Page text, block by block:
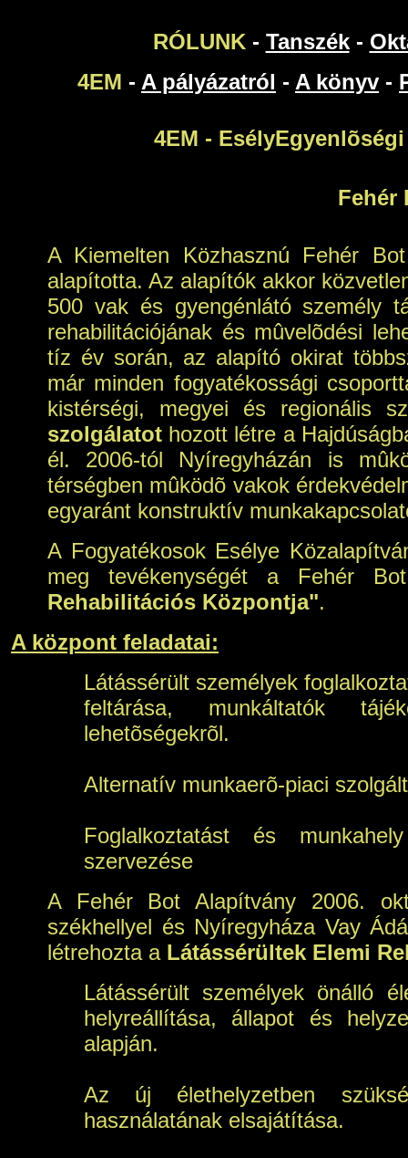
RÓLUNK - Tanszék -
4EM - A pályázatról - A könyv -
4EM -
Fehér
A Kiemelten Közhasznú Fehér
alapította. Az alapítók akkor
500 vak és gyengénlátó személy
rehabilitációjának és mûvelõdési
tíz év során, az alapító okirat
már minden fogyatékossági
kistérségi, megyei és regionális
szolgálatot hozott létre a
él. 2006-tól Nyíregyházán is
térségben mûködõ vakok
egyaránt konstruktív
A Fogyatékosok Esélye
meg tevékenységét a Fehér
Rehabilitációs Központja".
A központ feladatai:
Látássérült személyek
feltárása, munkáltatók
lehetõségekrõl.
Alternatív munkaerõ-piaci
Foglalkoztatást és
szervezése
A Fehér Bot Alapítvány 2006.
székhellyel és Nyíregyháza Vay
létrehozta aLátássérültek Elemi
Látássérült személyek önálló
helyreállítása, állapot és
alapján.
Az új élethelyzetben
használatának elsajátítása.